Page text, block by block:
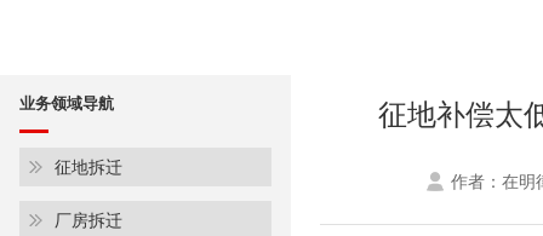
业务领域导航
征地拆迁
厂房拆迁
征地补偿太
作者：在明